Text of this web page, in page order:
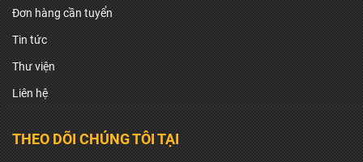
Đơn hàng cần tuyển
Tin tức
Thư viện
Liên hệ
THEO DÕI CHÚNG TÔI TẠI